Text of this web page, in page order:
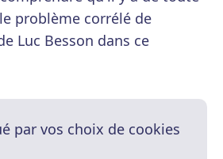
problème corrélé de
Luc Besson dans ce
par vos choix de cookies